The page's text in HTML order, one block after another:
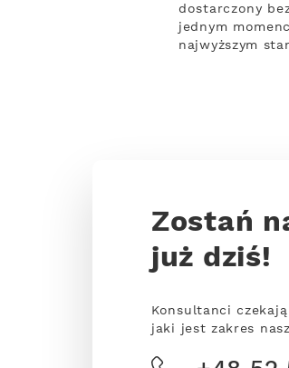
dostarczony
jednym
najwyższym
Zostań
już dziś!
Konsultanci
jaki jest zakres